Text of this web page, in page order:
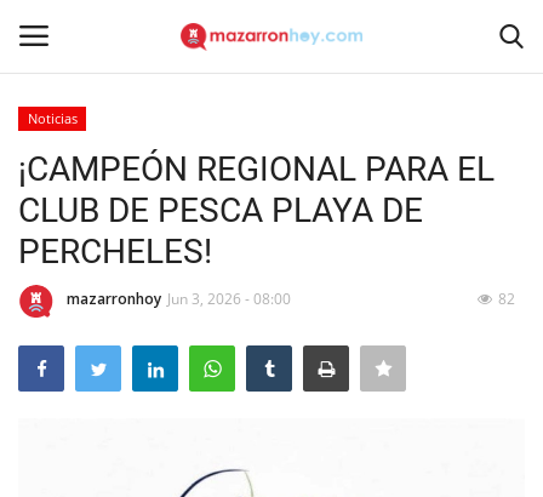
Inicio
Noticias
Noticias
¡CAMPEÓN REGIONAL PARA EL
CLUB DE PESCA PLAYA DE
PERCHELES!
mazarronhoy Jun 3, 2026 - 08:00 82